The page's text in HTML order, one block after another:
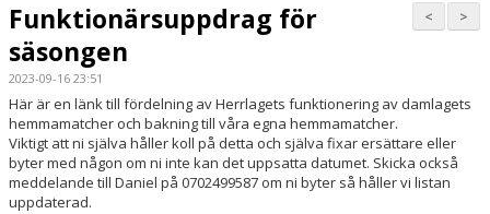
NYHETER
KALENDER
TRUPPEN
BILDGALLERI
DOKUMENT
>
<
Funktionärsuppdrag för
säsongen
2023-09-16 23:51
Här är en länk till fördelning av Herrlagets funktionering av damlagets
hemmamatcher och bakning till våra egna hemmamatcher.
Viktigt att ni själva håller koll på detta och själva fixar ersättare eller
byter med någon om ni inte kan det uppsatta datumet. Skicka också
meddelande till Daniel på 0702499587 om ni byter så håller vi listan
uppdaterad.